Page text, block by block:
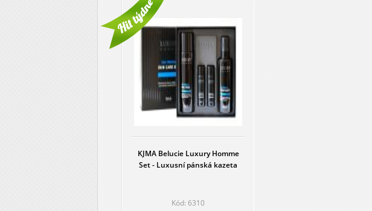
KJMA Belucie Luxury Homme
Set - Luxusní pánská kazeta
Kód: 6310